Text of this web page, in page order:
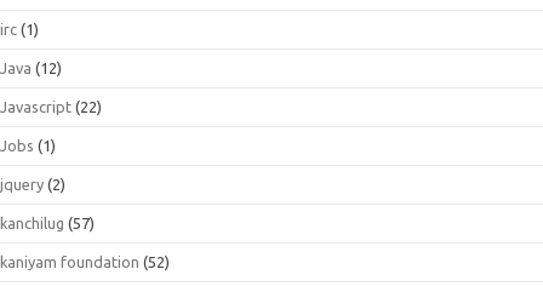
irc (1)
Java (12)
Javascript (22)
Jobs (1)
jquery (2)
kanchilug (57)
kaniyam foundation (52)